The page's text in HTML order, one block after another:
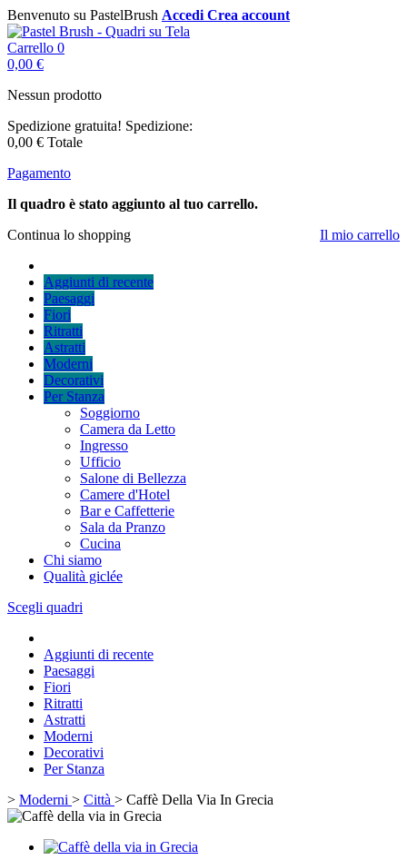
Benvenuto su PastelBrush Accedi Crea account
Carrello 0
0,00 €
Nessun prodotto
Spedizione gratuita! Spedizione:
0,00 € Totale
Pagamento
Il quadro è stato aggiunto al tuo carrello.
Continua lo shopping
Il mio carrello
Aggiunti di recente
Paesaggi
Fiori
Ritratti
Astratti
Moderni
Decorativi
Per Stanza
Soggiorno
Camera da Letto
Ingresso
Ufficio
Salone di Bellezza
Camere d'Hotel
Bar e Caffetterie
Sala da Pranzo
Cucina
Chi siamo
Qualità giclée
Scegli quadri
Aggiunti di recente
Paesaggi
Fiori
Ritratti
Astratti
Moderni
Decorativi
Per Stanza
> Moderni > Città > Caffè Della Via In Grecia